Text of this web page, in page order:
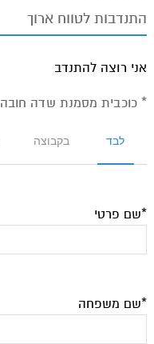
התנדבות לטווח ארוך
אני רוצה להתנדב
* כוכבית מסמנת שדה חובה
לבד בקבוצה
*שם פרטי
*שם משפחה